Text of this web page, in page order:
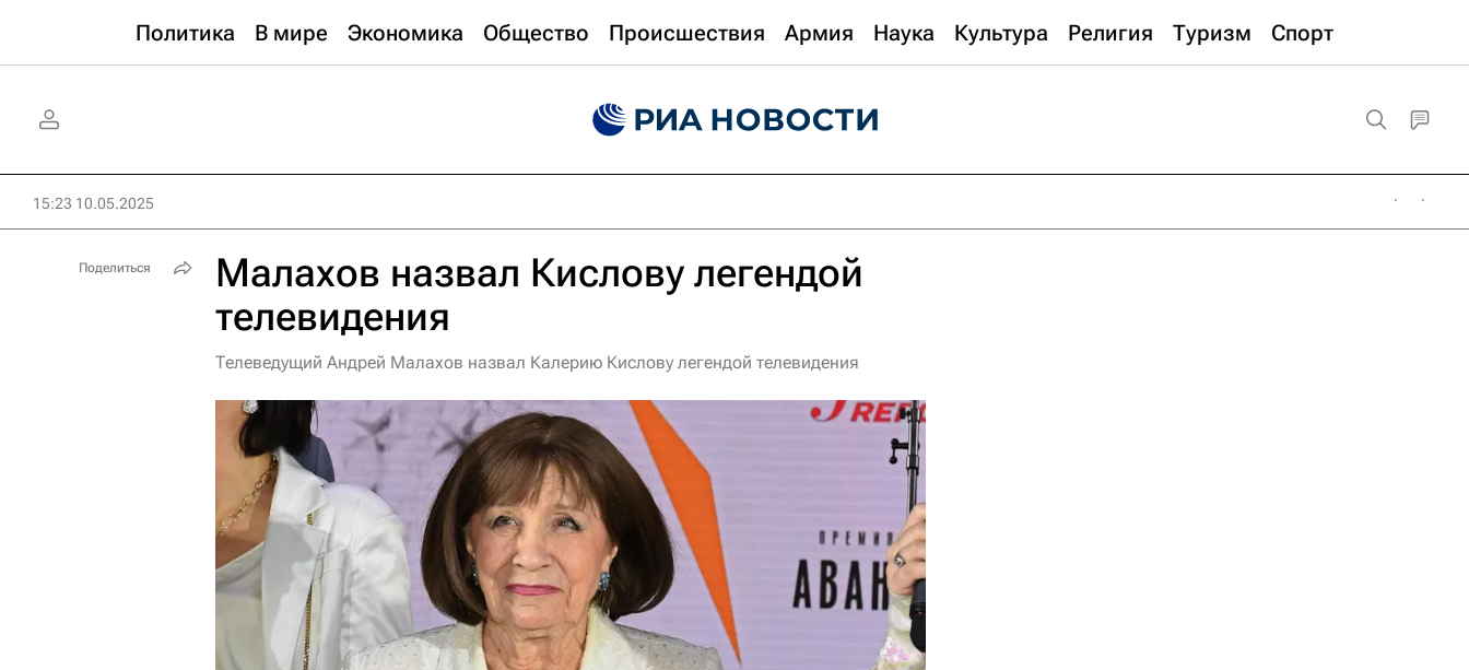
Политика В мире Экономика Общество Происшествия Армия Наука Культура Религия Туризм Спорт
15:23 10.05.2025
Малахов назвал Кислову легендой
телевидения
Телеведущий Андрей Малахов назвал Калерию Кислову легендой телевидения
Поделиться